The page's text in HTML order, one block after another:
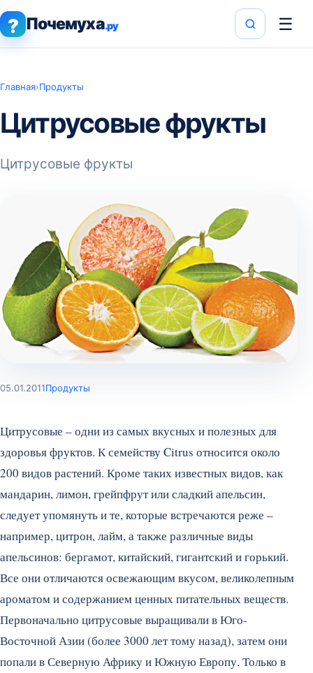
? Почемуха.ру ☰
Главная›Продукты
Цитрусовые фрукты
Цитрусовые фрукты
05.01.2011Продукты
Цитрусовые – одни из самых вкусных и полезных для
здоровья фруктов. К семейству Citrus относится около
200 видов растений. Кроме таких известных видов, как
мандарин, лимон, грейпфрут или сладкий апельсин,
следует упомянуть и те, которые встречаются реже –
например, цитрон, лайм, а также различные виды
апельсинов: бергамот, китайский, гигантский и горький.
Все они отличаются освежающим вкусом, великолепным
ароматом и содержанием ценных питательных веществ.
Первоначально цитрусовые выращивали в Юго-
Восточной Азии (более 3000 лет тому назад), затем они
попали в Северную Африку и Южную Европу. Только в